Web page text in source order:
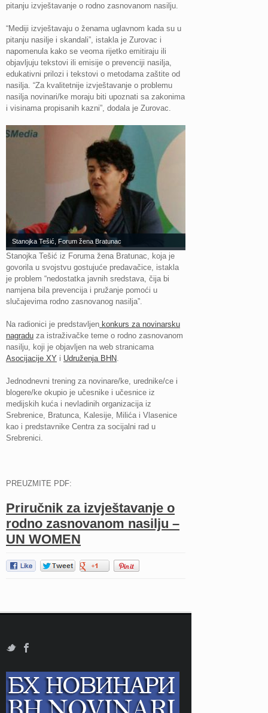
pitanju izvještavanje o rodno zasnovanom nasilju.
“Mediji izvještavaju o ženama uglavnom kada su u
pitanju nasilje i skandali”, istakla je Zurovac i
napomenula kako se veoma rijetko emitiraju ili
objavljuju tekstovi ili emisije o prevenciji nasilja,
edukativni prilozi i tekstovi o metodama zaštite od
nasilja. “Za kvalitetnije izvještavanje o problemu
nasilja novinari/ke moraju biti upoznati sa zakonima
i visinama propisanih kazni”, dodala je Zurovac.
Stanojka Tešić, Forum žena Bratunac
Stanojka Tešić iz Foruma žena Bratunac, koja je
govorila u svojstvu gostujuće predavačice, istakla
je problem “nedostatka javnih sredstava, čija bi
namjena bila prevencija i pružanje pomoći u
slučajevima rodno zasnovanog nasilja”.
Na radionici je predstavljen konkurs za novinarsku
nagradu za istraživačke teme o rodno zasnovanom
nasilju, koji je objavljen na web stranicama
Asocijacije XY i Udruženja BHN
Jednodnevni trening za novinare/ke, urednike/ce i
blogere/ke okupio je učesnike i učesnice iz
medijskih kuća i nevladinih organizacija iz
Srebrenice, Bratunca, Kalesije, Milića i Vlasenice
kao i predstavnike Centra za socijalni rad u
Srebrenici.
PREUZMITE PDF:
Priručnik za izvještavanje o
rodno zasnovanom nasilju –
UN WOMEN